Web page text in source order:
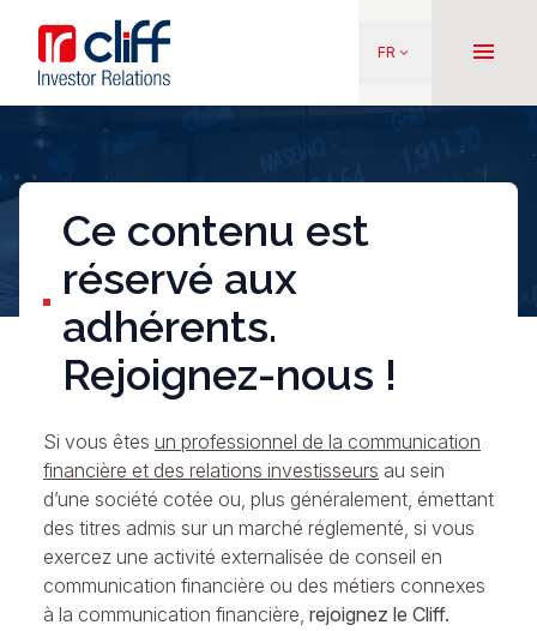
contenu
principal
Aller directement au contenu
FR keyboard_arrow_down menu
Ce contenu est
réservé aux
adhérents.
Rejoignez-nous !
Si vous êtes un professionnel de la communication
financière et des relations investisseurs au sein
d’une société cotée ou, plus généralement, émettant
des titres admis sur un marché réglementé, si vous
exercez une activité externalisée de conseil en
communication financière ou des métiers connexes
à la communication financière, rejoignez le Cliff.